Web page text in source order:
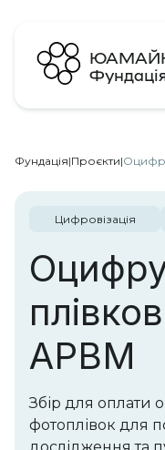
Фундація|Проєкти|
Цифровізація
АРВМ
Збір для оплати
фотоплівок для